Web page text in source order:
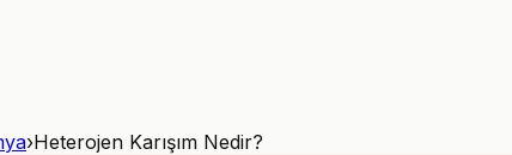
›Heterojen Karışım Nedir?